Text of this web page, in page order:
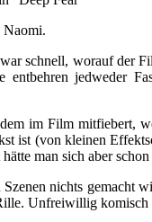
Naomi.
schnell, worauf der
jedweder
im Film mitfiebert,
ist (von kleinen
man sich aber
Szenen nichts
Unfreiwillig